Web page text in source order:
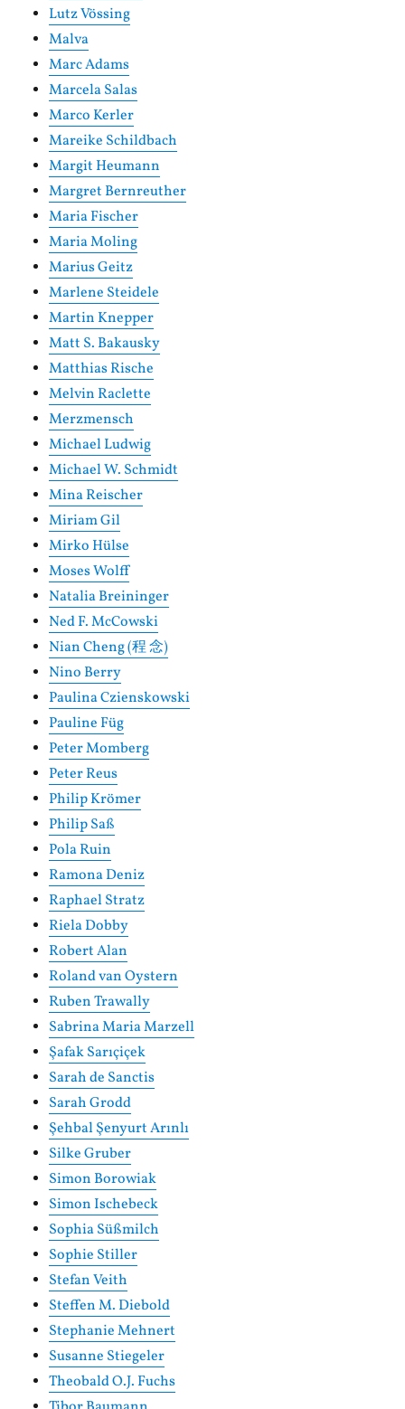
Lutz Vössing
Malva
Marc Adams
Marcela Salas
Marco Kerler
Mareike Schildbach
Margit Heumann
Margret Bernreuther
Maria Fischer
Maria Moling
Marius Geitz
Marlene Steidele
Martin Knepper
Matt S. Bakausky
Matthias Rische
Melvin Raclette
Merzmensch
Michael Ludwig
Michael W. Schmidt
Mina Reischer
Miriam Gil
Mirko Hülse
Moses Wolff
Natalia Breininger
Ned F. McCowski
Nian Cheng (程 念)
Nino Berry
Paulina Czienskowski
Pauline Füg
Peter Momberg
Peter Reus
Philip Krömer
Philip Saß
Pola Ruin
Ramona Deniz
Raphael Stratz
Riela Dobby
Robert Alan
Roland van Oystern
Ruben Trawally
Sabrina Maria Marzell
Şafak Sarıçiçek
Sarah de Sanctis
Sarah Grodd
Şehbal Şenyurt Arınlı
Silke Gruber
Simon Borowiak
Simon Ischebeck
Sophia Süßmilch
Sophie Stiller
Stefan Veith
Steffen M. Diebold
Stephanie Mehnert
Susanne Stiegeler
Theobald O.J. Fuchs